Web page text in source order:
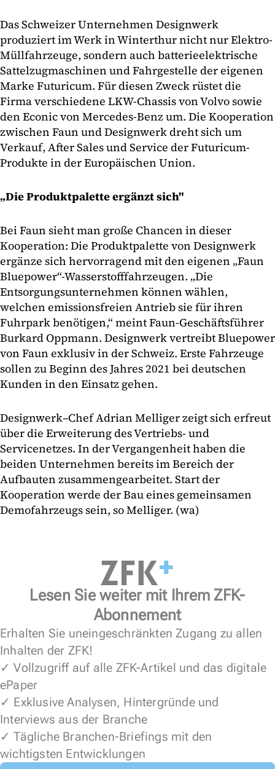
Das Schweizer Unternehmen Designwerk
produziert im Werk in Winterthur nicht nur Elektro-
Müllfahrzeuge, sondern auch batterieelektrische
Sattelzugmaschinen und Fahrgestelle der eigenen
Marke Futuricum. Für diesen Zweck rüstet die
Firma verschiedene LKW-Chassis von Volvo sowie
den Econic von Mercedes-Benz um. Die Kooperation
zwischen Faun und Designwerk dreht sich um
Verkauf, After Sales und Service der Futuricum-
Produkte in der Europäischen Union.
„Die Produktpalette ergänzt sich"
Bei Faun sieht man große Chancen in dieser
Kooperation: Die Produktpalette von Designwerk
ergänze sich hervorragend mit den eigenen „Faun
Bluepower“-Wasserstofffahrzeugen. „Die
Entsorgungsunternehmen können wählen,
welchen emissionsfreien Antrieb sie für ihren
Fuhrpark benötigen,“ meint Faun-Geschäftsführer
Burkard Oppmann. Designwerk vertreibt Bluepower
von Faun exklusiv in der Schweiz. Erste Fahrzeuge
sollen zu Beginn des Jahres 2021 bei deutschen
Kunden in den Einsatz gehen.
Designwerk–Chef Adrian Melliger zeigt sich erfreut
über die Erweiterung des Vertriebs- und
Servicenetzes. In der Vergangenheit haben die
beiden Unternehmen bereits im Bereich der
Aufbauten zusammengearbeitet. Start der
Kooperation werde der Bau eines gemeinsamen
Demofahrzeugs sein, so Melliger. (wa)
Lesen Sie weiter mit Ihrem ZFK-
Abonnement
Erhalten Sie uneingeschränkten Zugang zu allen
Inhalten der ZFK!
✓ Vollzugriff auf alle ZFK-Artikel und das digitale
ePaper
✓ Exklusive Analysen, Hintergründe und
Interviews aus der Branche
✓ Tägliche Branchen-Briefings mit den
wichtigsten Entwicklungen